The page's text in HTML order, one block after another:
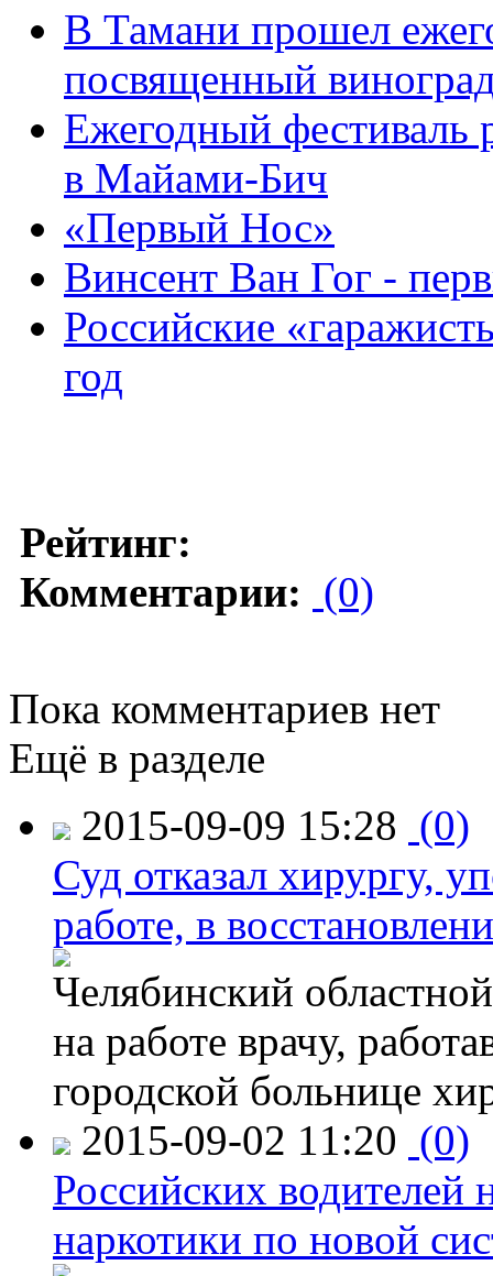
В Тамани прошел
посвященный
Ежегодный фестиваль
в Майами-Бич
«Первый Нос»
Винсент Ван Гог -
Российские
год
Рейтинг:
Комментарии: (0)
Пока комментариев нет
Ещё в разделе
2015-09-09 15:28 (0)
Суд отказал хирургу,
работе, в
Челябинский
на работе врачу,
городской больнице
2015-09-02 11:20 (0)
Российских водителей
наркотики по новой